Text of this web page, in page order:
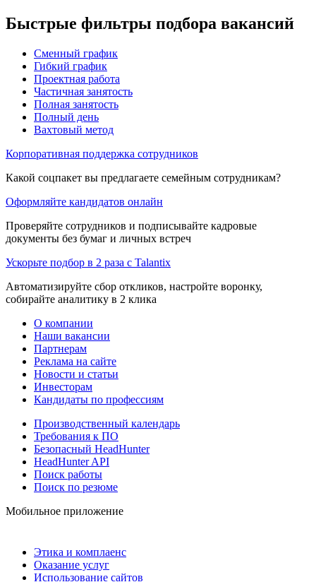
Быстрые фильтры подбора вакансий
Сменный график
Гибкий график
Проектная работа
Частичная занятость
Полная занятость
Полный день
Вахтовый метод
Корпоративная поддержка сотрудников
Какой соцпакет вы предлагаете семейным сотрудникам?
Оформляйте кандидатов онлайн
Проверяйте сотрудников и подписывайте кадровые
документы без бумаг и личных встреч
Ускорьте подбор в 2 раза с Talantix
Автоматизируйте сбор откликов, настройте воронку,
собирайте аналитику в 2 клика
О компании
Наши вакансии
Партнерам
Реклама на сайте
Новости и статьи
Инвесторам
Кандидаты по профессиям
Производственный календарь
Требования к ПО
Безопасный HeadHunter
HeadHunter API
Поиск работы
Поиск по резюме
Мобильное приложение
Этика и комплаенс
Оказание услуг
Использование сайтов